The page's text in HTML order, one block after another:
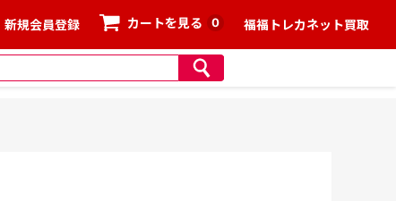
新規会員登録 カートを見る 0 福福トレカネット買取